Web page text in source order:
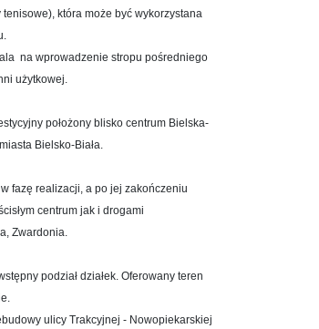
tenisowe), która może być wykorzystana
na wprowadzenie stropu pośredniego
użytkowej.
położony blisko centrum Bielska-
miasta Bielsko-Biała.
fazę realizacji, a po jej zakończeniu
centrum jak i drogami
Zwardonia.
podział działek. Oferowany teren
ulicy Trakcyjnej - Nowopiekarskiej